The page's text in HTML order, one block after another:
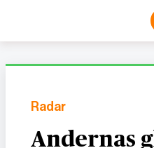
Radar
Andernas